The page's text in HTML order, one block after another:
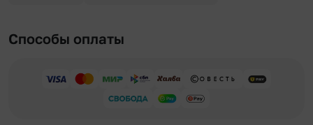
Способы оплаты